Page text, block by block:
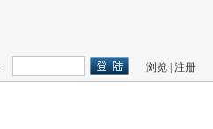
浏览 |注册